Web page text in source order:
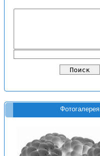
Фотогалерея